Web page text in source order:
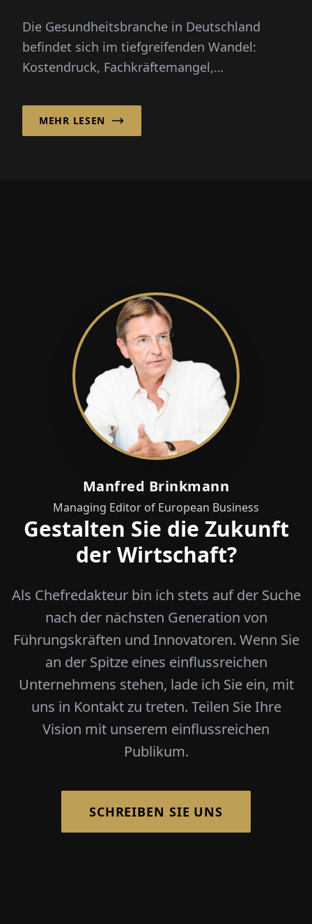
Die Gesundheitsbranche in Deutschland
befindet sich im tiefgreifenden Wandel:
Kostendruck, Fachkräftemangel,
st...
MEHR LESEN
Manfred Brinkmann
Managing Editor of European Business
Gestalten Sie die Zukunft
der Wirtschaft?
Als Chefredakteur bin ich stets auf der Suche
nach der nächsten Generation von
Führungskräften und Innovatoren. Wenn Sie
an der Spitze eines einflussreichen
Unternehmens stehen, lade ich Sie ein, mit
uns in Kontakt zu treten. Teilen Sie Ihre
Vision mit unserem einflussreichen
Publikum.
SCHREIBEN SIE UNS